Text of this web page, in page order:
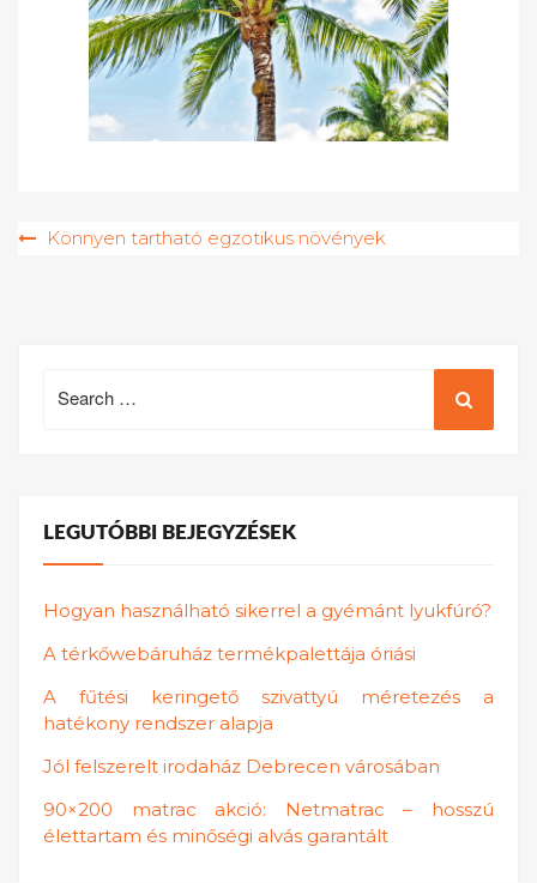
Bejegyzés
Könnyen tartható egzotikus növények
for:
LEGUTÓBBI BEJEGYZÉSEK
Hogyan használható sikerrel a gyémánt lyukfúró?
A térkőwebáruház termékpalettája óriási
A fűtési keringető szivattyú méretezés a
hatékony rendszer alapja
Jól felszerelt irodaház Debrecen városában
90×200 matrac akció: Netmatrac – hosszú
élettartam és minőségi alvás garantált